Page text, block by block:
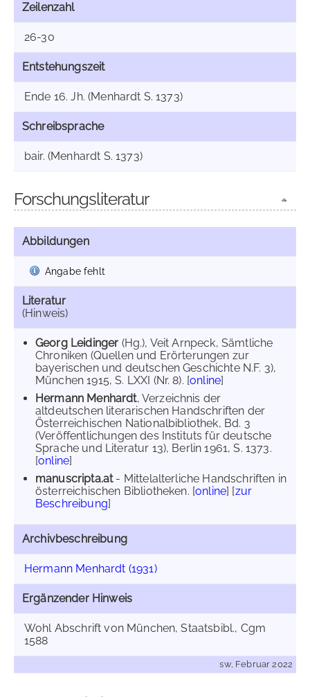
Zeilenzahl
26-30
Entstehungszeit
Ende 16. Jh. (Menhardt S. 1373)
Schreibsprache
bair. (Menhardt S. 1373)
Forschungsliteratur
Abbildungen
Angabe fehlt
Literatur
(Hinweis)
Georg Leidinger (Hg.), Veit Arnpeck, Sämtliche
Chroniken (Quellen und Erörterungen zur
bayerischen und deutschen Geschichte N.F. 3),
München 1915, S. LXXI (Nr. 8). [online]
Hermann Menhardt, Verzeichnis der
altdeutschen literarischen Handschriften der
Österreichischen Nationalbibliothek, Bd. 3
(Veröffentlichungen des Instituts für deutsche
Sprache und Literatur 13), Berlin 1961, S. 1373.
[online]
manuscripta.at- Mittelalterliche Handschriften in
österreichischen Bibliotheken. [online] [zur
Beschreibung]
Archivbeschreibung
Hermann Menhardt (1931)
Ergänzender Hinweis
Wohl Abschrift von München, Staatsbibl., Cgm
1588
sw, Februar 2022